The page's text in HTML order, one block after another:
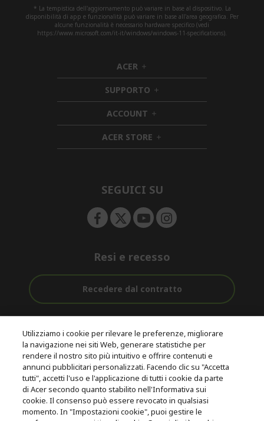
* La tempistica dell'aggiornamento può variare in base al dispositivo. La
disponibilità di app e funzionalità può variare in base all'area geografica. Per
alcune funzionalità è necessario hardware specifico (vedi
https://www.microsoft.com/it-it/windows/windows-11-specifications).
ACER h
i
d
d
e
n
SUPPORTO h
i
d
d
e
n
ACCOUNT h
i
d
d
ACER STORE h
i
e
SEGUICI SU
Resi e recesso
Recedere dal contratto
Gratuita
Assistenza
pre e post
acquisto
Con 0% Di
Tasso
D'interesse
© 2026 Acer Inc.
CPYou B.V. è il rivenditore autorizzato dei prodotti Acer venduti in
questo negozio online.
Utilizziamo i cookie per rilevare le preferenze, migliorare
la navigazione nei siti Web, generare statistiche per
rendere il nostro sito più intuitivo e offrire contenuti e
annunci pubblicitari personalizzati. Facendo clic su "Accetta
tutti", accetti l'uso e l'applicazione di tutti i cookie da parte
di Acer secondo quanto stabilito nell'Informativa sui
cookie. Il consenso può essere revocato in qualsiasi
momento. In "Impostazioni cookie", puoi gestire le